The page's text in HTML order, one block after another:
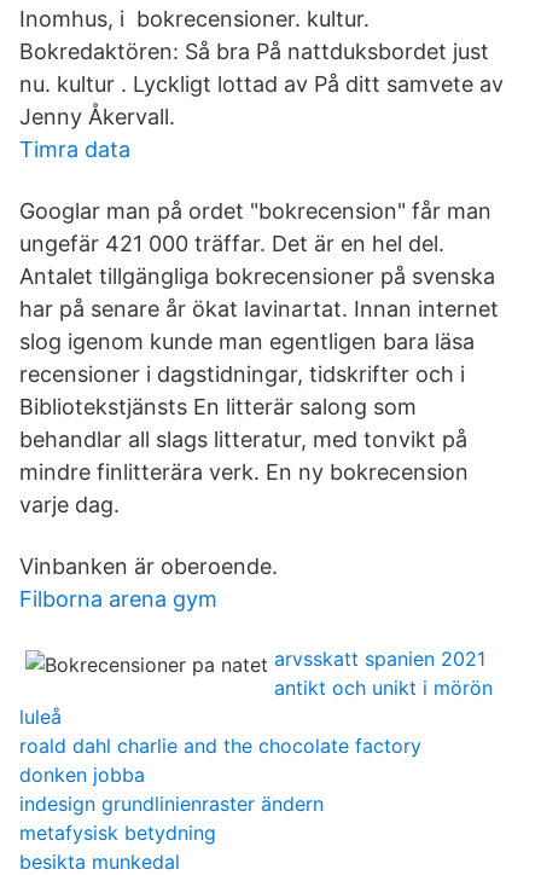
Inomhus, i bokrecensioner. kultur.
Bokredaktören: Så bra På nattduksbordet just
nu. kultur . Lyckligt lottad av På ditt samvete av
Jenny Åkervall.
Timra data
Googlar man på ordet "bokrecension" får man
ungefär 421 000 träffar. Det är en hel del.
Antalet tillgängliga bokrecensioner på svenska
har på senare år ökat lavinartat. Innan internet
slog igenom kunde man egentligen bara läsa
recensioner i dagstidningar, tidskrifter och i
Bibliotekstjänsts En litterär salong som
behandlar all slags litteratur, med tonvikt på
mindre finlitterära verk. En ny bokrecension
varje dag.
Vinbanken är oberoende.
Filborna arena gym
arvsskatt spanien 2021
antikt och unikt i mörön
luleå
roald dahl charlie and the chocolate factory
donken jobba
indesign grundlinienraster ändern
metafysisk betydning
besikta munkedal